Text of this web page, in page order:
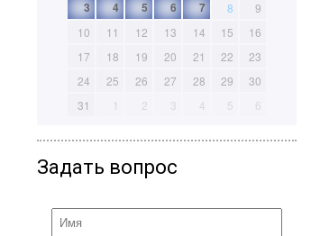
3
4 5 6 7 8
9
10
11 12 13 14 15
16
17
18 19 20 21 22
23
24
25 26 27 28 29
30
31
1 2 3 4 5 6
Задать вопрос